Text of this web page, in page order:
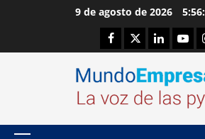
9 de agosto de 2026
Facebook
TwitterLinkedin